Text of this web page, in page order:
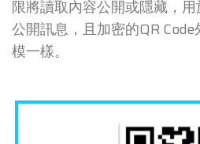
限將讀取內容公開或隱藏，
公開訊息，且加密的QR
模一樣。